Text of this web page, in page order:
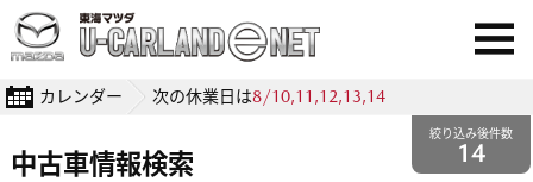
カレンダー 次の休業日は8/10,11,12,13,14
絞り込み後件数
14
中古車情報検索